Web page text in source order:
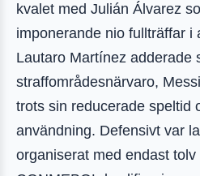
kvalet med Julián Álvarez
imponerande nio fullträffar i
Lautaro Martínez adderade
straffområdesnärvaro,
trots sin reducerade speltid
användning. Defensivt var
organiserat med endast